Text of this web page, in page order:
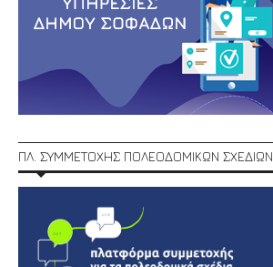
ΠΛ. ΣΥΜΜΕΤΟΧΗΣ ΠΟΛΕΟΔΟΜΙΚΩΝ ΣΧΕΔΙΩΝ